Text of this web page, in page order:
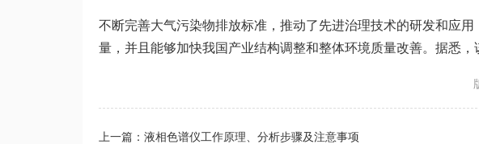
不断完善大气污染物排放标准，推动了先进治理技术的研发和应
量，并且能够加快我国产业结构调整和整体环境质量改善。据悉，
上一篇：液相色谱仪工作原理、分析步骤及注意事项